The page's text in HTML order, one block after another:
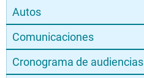
Autos
Comunicaciones
Cronograma de audiencias